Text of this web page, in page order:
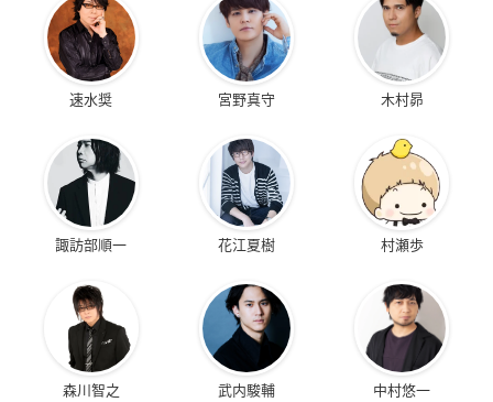
速水奨 宮野真守 木村昴
諏訪部順一 花江夏樹 村瀬歩
森川智之 武内駿輔 中村悠一